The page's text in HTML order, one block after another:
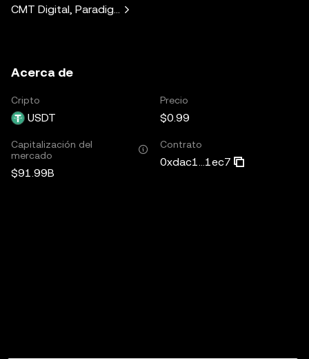
CMT Digital, Paradigm, Lemniscap, Kain Warwick, Hasu,
Acerca de
Cripto
USDT
Precio
$0.99
Capitalización del
mercado
$91.99B
Contrato
0xdac1...1ec7